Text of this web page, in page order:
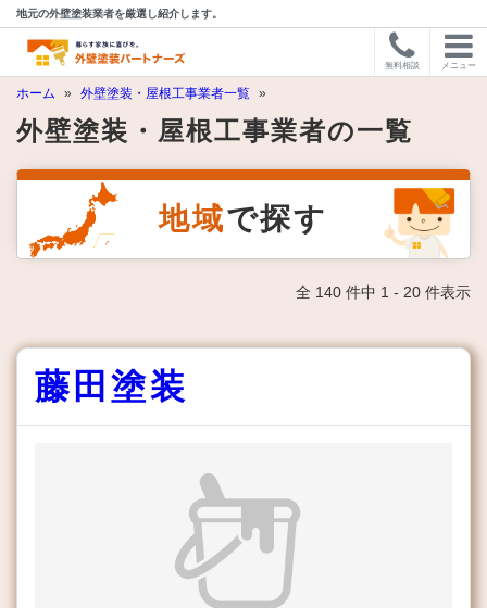
地元の外壁塗装業者を厳選し紹介します。
無料相談 メニュー
ホーム » 外壁塗装・屋根工事業者一覧 »
外壁塗装・屋根工事業者の一覧
地域で探す
全 140 件中 1 - 20 件表示
藤田塗装